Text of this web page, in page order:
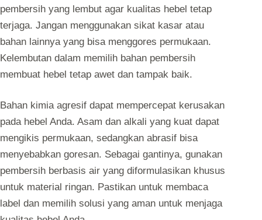
pembersih yang lembut agar kualitas hebel tetap
terjaga. Jangan menggunakan sikat kasar atau
bahan lainnya yang bisa menggores permukaan.
Kelembutan dalam memilih bahan pembersih
membuat hebel tetap awet dan tampak baik.
Bahan kimia agresif dapat mempercepat kerusakan
pada hebel Anda. Asam dan alkali yang kuat dapat
mengikis permukaan, sedangkan abrasif bisa
menyebabkan goresan. Sebagai gantinya, gunakan
pembersih berbasis air yang diformulasikan khusus
untuk material ringan. Pastikan untuk membaca
label dan memilih solusi yang aman untuk menjaga